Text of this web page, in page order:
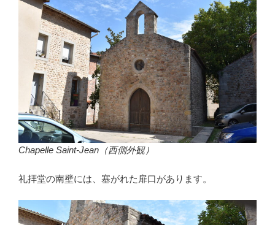
Chapelle Saint-Jean（西側外観）
礼拝堂の南壁には、塞がれた扉口があります。